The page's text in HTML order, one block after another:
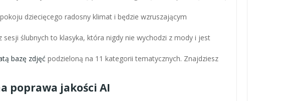
dziecięcego radosny klimat i będzie wzruszającym
ślubnych to klasyka, która nigdy nie wychodzi z mody i jest
bazę zdjęć podzieloną na 11 kategorii tematycznych. Znajdziesz
poprawa jakości AI